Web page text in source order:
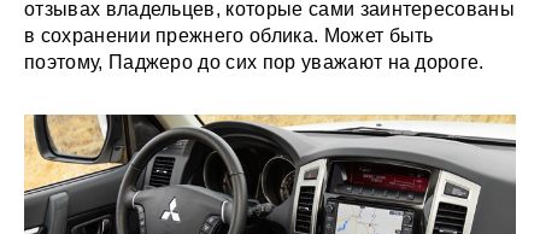
отзывах владельцев, которые сами заинтересованы
в сохранении прежнего облика. Может быть
поэтому, Паджеро до сих пор уважают на дороге.